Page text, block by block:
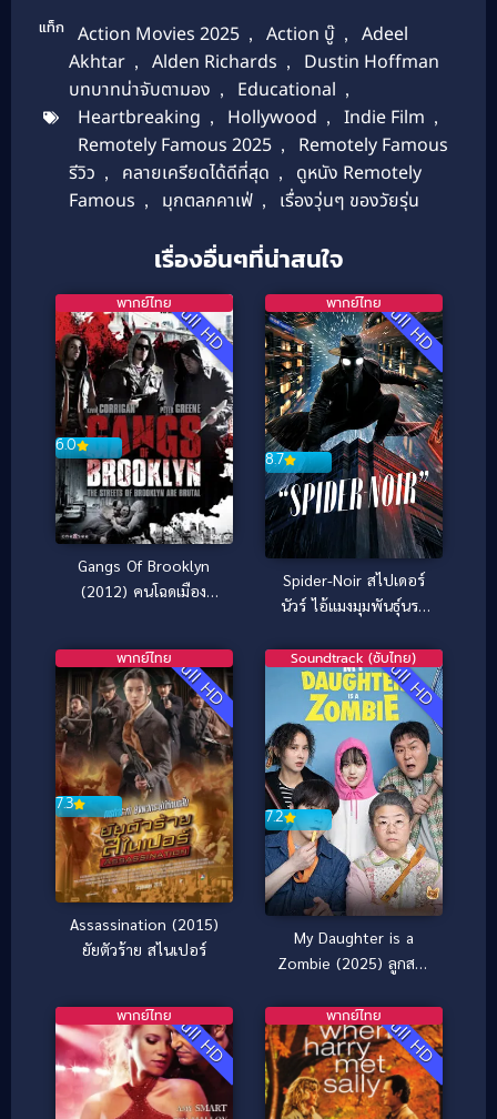
แท็ก Action Movies 2025 , Action บู๊ ,
Adeel
Akhtar , Alden Richards ,
Dustin Hoffman
บทบาทน่าจับตามอง , Educational ,
Heartbreaking , Hollywood , Indie Film ,
Remotely Famous 2025 ,
Remotely Famous
รีวิว , คลายเครียดได้ดีที่สุด ,
ดูหนัง Remotely
Famous , มุกตลกคาเฟ่ , เรื่องวุ่นๆ ของวัยรุ่น
เรื่องอื่นๆที่น่าสนใจ
Full HD
6.0
พากย์ไทย
Gangs Of Brooklyn
(2012) คนโฉดเมือง
Full HD
8.7
พากย์ไทย
Spider-Noir สไปเดอร์
นัวร์ ไอ้แมงมุมพันธุ์นรก
Full HD
7.3
พากย์ไทย
Assassination (2015)
ยัยตัวร้าย สไนเปอร์
Full HD
7.2
Soundtrack (ซับไทย)
My Daughter is a
Zombie (2025) ลูกสาว
Full HD
พากย์ไทย Full HD
พากย์ไทย